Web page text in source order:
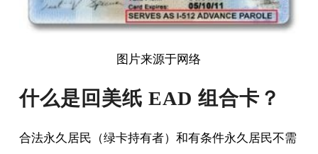
图片来源于网络
什么是回美纸 EAD 组合卡？
合法永久居民（绿卡持有者）和有条件永久居民不需